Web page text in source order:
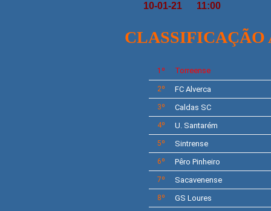
10-01-21
11:00
CLASSIFICAÇÃO
1º Torreense
2º FC Alverca
3º Caldas SC
4º U. Santarém
5º Sintrense
6º Pêro Pinheiro
7º Sacavenense
8º GS Loures